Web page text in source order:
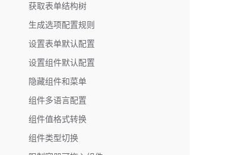
获取表单结构树
生成选项配置规则
设置表单默认配置
设置组件默认配置
隐藏组件和菜单
组件多语言配置
组件值格式转换
组件类型切换